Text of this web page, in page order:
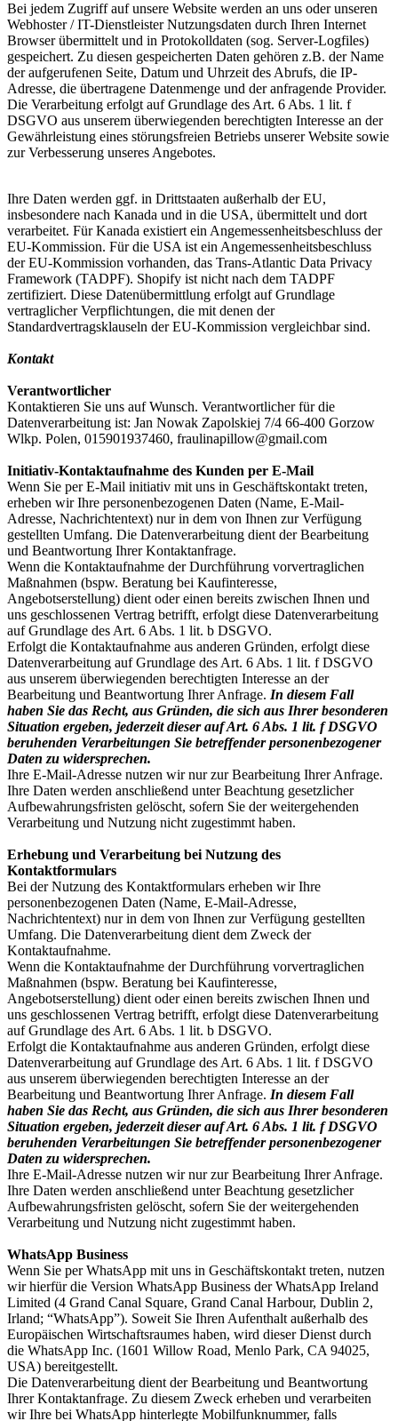
Bei jedem Zugriff auf unsere Website werden an uns oder unseren
Webhoster / IT-Dienstleister Nutzungsdaten durch Ihren Internet
Browser übermittelt und in Protokolldaten (sog. Server-Logfiles)
gespeichert. Zu diesen gespeicherten Daten gehören z.B. der Name
der aufgerufenen Seite, Datum und Uhrzeit des Abrufs, die IP-
Adresse, die übertragene Datenmenge und der anfragende Provider.
Die Verarbeitung erfolgt auf Grundlage des Art. 6 Abs. 1 lit. f
DSGVO aus unserem überwiegenden berechtigten Interesse an der
Gewährleistung eines störungsfreien Betriebs unserer Website sowie
zur Verbesserung unseres Angebotes.
Ihre Daten werden ggf. in Drittstaaten außerhalb der EU,
insbesondere nach Kanada und in die USA, übermittelt und dort
verarbeitet. Für Kanada existiert ein Angemessenheitsbeschluss der
EU-Kommission. Für die USA ist ein Angemessenheitsbeschluss
der EU-Kommission vorhanden, das Trans-Atlantic Data Privacy
Framework (TADPF). Shopify ist nicht nach dem TADPF
zertifiziert. Diese Datenübermittlung erfolgt auf Grundlage
vertraglicher Verpflichtungen, die mit denen der
Standardvertragsklauseln der EU-Kommission vergleichbar sind.
Kontakt
Verantwortlicher
Kontaktieren Sie uns auf Wunsch. Verantwortlicher für die
Datenverarbeitung ist: Jan Nowak Zapolskiej 7/4 66-400 Gorzow
Wlkp. Polen, 015901937460, fraulinapillow@gmail.com
Initiativ-Kontaktaufnahme des Kunden per E-Mail
Wenn Sie per E-Mail initiativ mit uns in Geschäftskontakt treten,
erheben wir Ihre personenbezogenen Daten (Name, E-Mail-
Adresse, Nachrichtentext) nur in dem von Ihnen zur Verfügung
gestellten Umfang. Die Datenverarbeitung dient der Bearbeitung
und Beantwortung Ihrer Kontaktanfrage.
Wenn die Kontaktaufnahme der Durchführung vorvertraglichen
Maßnahmen (bspw. Beratung bei Kaufinteresse,
Angebotserstellung) dient oder einen bereits zwischen Ihnen und
uns geschlossenen Vertrag betrifft, erfolgt diese Datenverarbeitung
auf Grundlage des Art. 6 Abs. 1 lit. b DSGVO.
Erfolgt die Kontaktaufnahme aus anderen Gründen, erfolgt diese
Datenverarbeitung auf Grundlage des Art. 6 Abs. 1 lit. f DSGVO
aus unserem überwiegenden berechtigten Interesse an der
Bearbeitung und Beantwortung Ihrer Anfrage. In diesem Fall
haben Sie das Recht, aus Gründen, die sich aus Ihrer besonderen
Situation ergeben, jederzeit dieser auf Art. 6 Abs. 1 lit. f DSGVO
beruhenden Verarbeitungen Sie betreffender personenbezogener
Daten zu widersprechen.
Ihre E-Mail-Adresse nutzen wir nur zur Bearbeitung Ihrer Anfrage.
Ihre Daten werden anschließend unter Beachtung gesetzlicher
Aufbewahrungsfristen gelöscht, sofern Sie der weitergehenden
Verarbeitung und Nutzung nicht zugestimmt haben.
Erhebung und Verarbeitung bei Nutzung des
Kontaktformulars
Bei der Nutzung des Kontaktformulars erheben wir Ihre
personenbezogenen Daten (Name, E-Mail-Adresse,
Nachrichtentext) nur in dem von Ihnen zur Verfügung gestellten
Umfang. Die Datenverarbeitung dient dem Zweck der
Kontaktaufnahme.
Wenn die Kontaktaufnahme der Durchführung vorvertraglichen
Maßnahmen (bspw. Beratung bei Kaufinteresse,
Angebotserstellung) dient oder einen bereits zwischen Ihnen und
uns geschlossenen Vertrag betrifft, erfolgt diese Datenverarbeitung
auf Grundlage des Art. 6 Abs. 1 lit. b DSGVO.
Erfolgt die Kontaktaufnahme aus anderen Gründen, erfolgt diese
Datenverarbeitung auf Grundlage des Art. 6 Abs. 1 lit. f DSGVO
aus unserem überwiegenden berechtigten Interesse an der
Bearbeitung und Beantwortung Ihrer Anfrage. In diesem Fall
haben Sie das Recht, aus Gründen, die sich aus Ihrer besonderen
Situation ergeben, jederzeit dieser auf Art. 6 Abs. 1 lit. f DSGVO
beruhenden Verarbeitungen Sie betreffender personenbezogener
Daten zu widersprechen.
Ihre E-Mail-Adresse nutzen wir nur zur Bearbeitung Ihrer Anfrage.
Ihre Daten werden anschließend unter Beachtung gesetzlicher
Aufbewahrungsfristen gelöscht, sofern Sie der weitergehenden
Verarbeitung und Nutzung nicht zugestimmt haben.
WhatsApp Business
Wenn Sie per WhatsApp mit uns in Geschäftskontakt treten, nutzen
wir hierfür die Version WhatsApp Business der WhatsApp Ireland
Limited (4 Grand Canal Square, Grand Canal Harbour, Dublin 2,
Irland; “WhatsApp”). Soweit Sie Ihren Aufenthalt außerhalb des
Europäischen Wirtschaftsraumes haben, wird dieser Dienst durch
die WhatsApp Inc. (1601 Willow Road, Menlo Park, CA 94025,
USA) bereitgestellt.
Die Datenverarbeitung dient der Bearbeitung und Beantwortung
Ihrer Kontaktanfrage. Zu diesem Zweck erheben und verarbeiten
wir Ihre bei WhatsApp hinterlegte Mobilfunknummer, falls